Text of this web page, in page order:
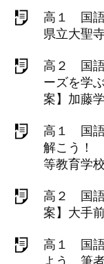
高１ 国語
県立大聖
高２ 国語
ーズを学
案】加藤
高１ 国語
解こう！
等教育学
高２ 国
案】大手
高１ 国語
よう 筆者